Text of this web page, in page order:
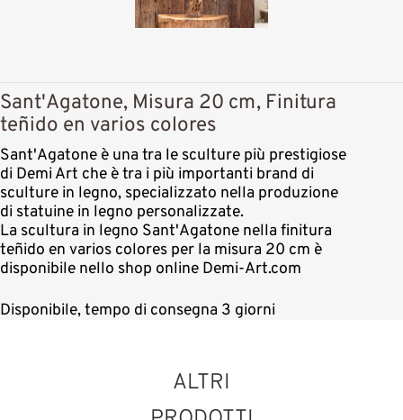
Sant'Agatone, Misura 20 cm, Finitura
teñido en varios colores
Sant'Agatone è una tra le sculture più prestigiose
di Demi Art che è tra i più importanti brand di
sculture in legno, specializzato nella produzione
di statuine in legno personalizzate.
La scultura in legno Sant'Agatone nella finitura
teñido en varios colores per la misura 20 cm è
disponibile nello shop online Demi-Art.com
Disponibile, tempo di consegna 3 giorni
ALTRI